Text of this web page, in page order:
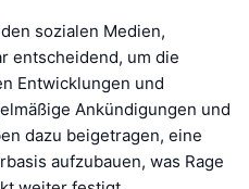
sozialen Medien,
entscheidend, um die
Entwicklungen und
Ankündigungen und
dazu beigetragen, eine
aufzubauen, was Rage